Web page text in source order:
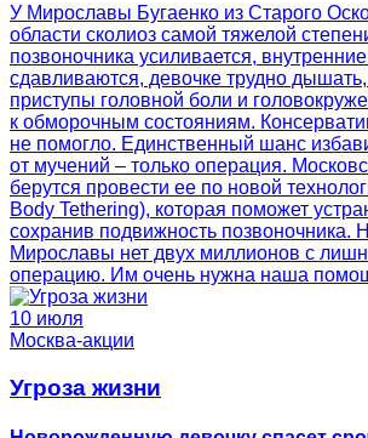
У Мирославы Бугаенко из Старого
области сколиоз самой тяжелой
позвоночника усиливается,
сдавливаются, девочке трудно дышать,
приступы головной боли и
к обморочным состояниям.
не помогло. Единственный шанс
от мучений – только операция.
берутся провести ее по новой
Body Tethering), которая поможет
сохранив подвижность позвоночника.
Мирославы нет двух миллионов с
операцию. Им очень нужна наша
10 июля
Москва-акции
Угроза жизни